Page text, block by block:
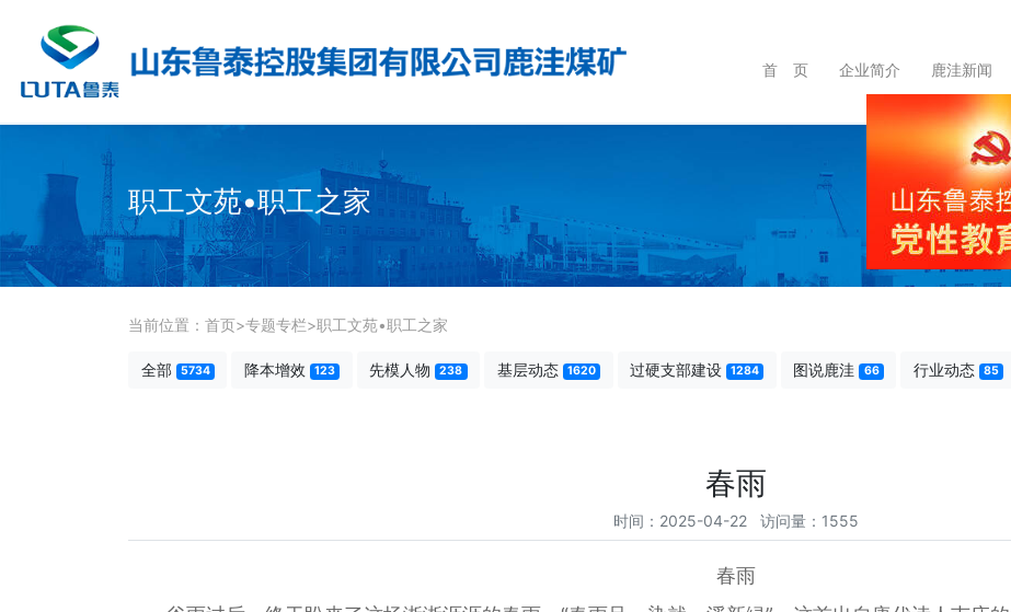
首 页 企业简介 鹿洼新闻
职工文苑•职工之家
当前位置： 首页>专题专栏>职工文苑•职工之家
全部 5734 降本增效 123 先模人物 238 基层动态 1620 过硬支部建设 1284 图说鹿洼 66 行业动态 85
春雨
时间：2025-04-22 访问量：1555
春雨